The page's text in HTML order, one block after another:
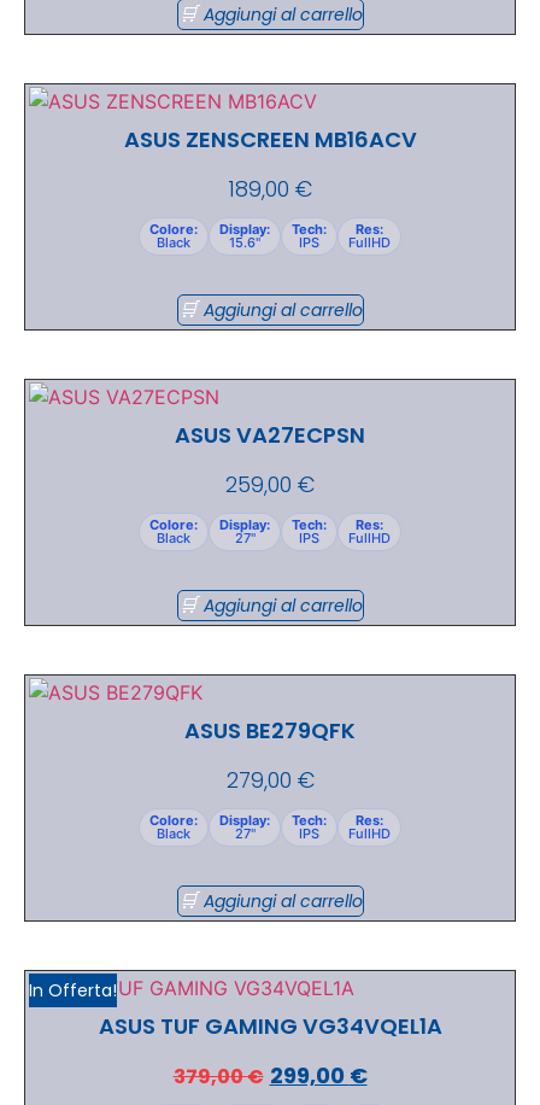
Aggiungi al carrello
ASUS ZENSCREEN MB16ACV
189,00 €
Colore:
Black
Display:
15.6"
Tech:
IPS
Res:
FullHD
Aggiungi al carrello
ASUS VA27ECPSN
259,00 €
Colore:
Black
Display:
27"
Tech:
IPS
Res:
FullHD
Aggiungi al carrello
ASUS BE279QFK
279,00 €
Colore:
Black
Display:
27"
Tech:
IPS
Res:
FullHD
Aggiungi al carrello
In Offerta!
ASUS TUF GAMING VG34VQEL1A
379,00€ 299,00 €